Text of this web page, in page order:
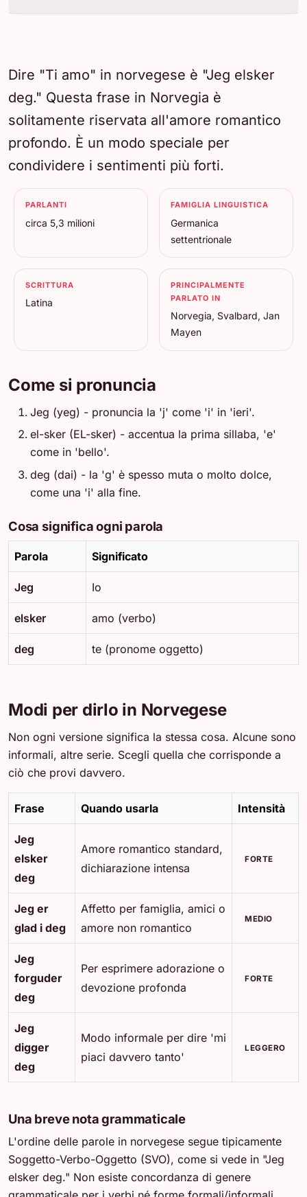
Dire "Ti amo" in norvegese è "Jeg elsker
deg." Questa frase in Norvegia è
solitamente riservata all'amore romantico
profondo. È un modo speciale per
condividere i sentimenti più forti.
PARLANTI
circa 5,3 milioni
FAMIGLIA LINGUISTICA
Germanica
settentrionale
SCRITTURA
Latina
PRINCIPALMENTE
PARLATO IN
Norvegia, Svalbard, Jan
Mayen
Come si pronuncia
Jeg (yeg) - pronuncia la 'j' come 'i' in 'ieri'.
el-sker (EL-sker) - accentua la prima sillaba, 'e'
come in 'bello'.
deg (dai) - la 'g' è spesso muta o molto dolce,
come una 'i' alla fine.
Cosa significa ogni parola
Parola Significato
Jeg Io
elsker amo (verbo)
deg te (pronome oggetto)
Modi per dirlo in Norvegese
Non ogni versione significa la stessa cosa. Alcune sono
informali, altre serie. Scegli quella che corrisponde a
ciò che provi davvero.
Frase Quando usarla Intensità
Jeg
elsker
deg
Amore romantico standard,
dichiarazione intensa
FORTE
Jeg er
glad i deg
Affetto per famiglia, amici o
amore non romantico
MEDIO
Jeg
forguder
deg
Per esprimere adorazione o
devozione profonda
FORTE
Jeg
digger
deg
Modo informale per dire 'mi
piaci davvero tanto'
LEGGERO
Una breve nota grammaticale
L'ordine delle parole in norvegese segue tipicamente
Soggetto-Verbo-Oggetto (SVO), come si vede in "Jeg
elsker deg." Non esiste concordanza di genere